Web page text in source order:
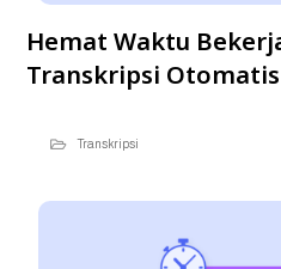
Hemat Waktu
Transkripsi Otomatis
Transkripsi